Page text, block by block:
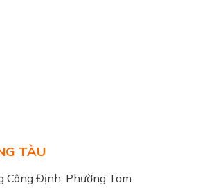
TÀU
Công Định, Phường Tam